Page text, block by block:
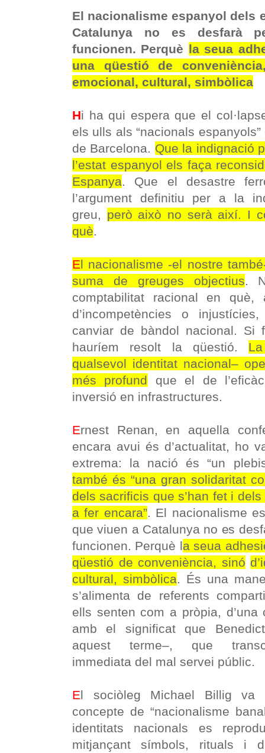
El nacionalisme espanyol dels
Catalunya no es desfarà
funcionen. Perquè la seua
una qüestió de
emocional, cultural, simbòlica
Hi ha qui espera que el
els ulls als “nacionals
de Barcelona. Que la indignació
l’estat espanyol els faça
Espanya. Que el desastre
l’argument definitiu per a la
greu, però això no serà així. I
què.
El nacionalisme -el nostre
suma de greuges objectius.
comptabilitat racional en
d’incompetències o
canviar de bàndol nacional. Si
hauríem resolt la qüestió.
qualsevol identitat nacional–
més profund que el de
inversió en infrastructures.
Ernest Renan, en aquella
encara avui és d’actualitat, ho
extrema: la nació és “un
també és “una gran solidaritat
dels sacrificis que s’han fet i
a fer encara”. El nacionalisme
que viuen a Catalunya no es
funcionen. Perquè la seua
qüestió de conveniència, sinó
cultural, simbòlica. És una
s’alimenta de referents
ells senten com a pròpia, d’una
amb el significat que
aquest terme–, que
immediata del mal servei públic.
El sociòleg Michael Billig va
concepte de “nacionalisme
identitats nacionals es
mitjançant símbols, rituals i